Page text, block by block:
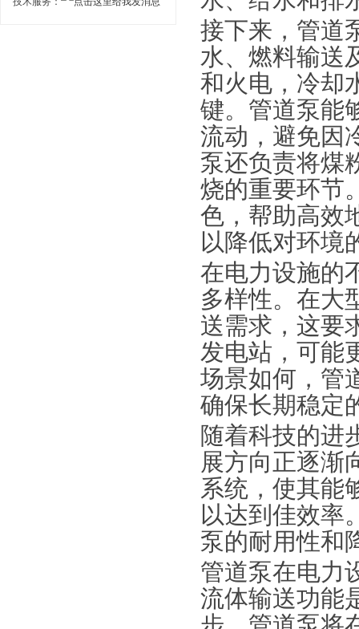
接下来，管道
水、燃料输送
和火电，冷却
键。管道泵能
流动，避免因
泵还负责将煤
烧的重要环节
色，帮助高效
以降低对环境
在电力设施的
多样性。在大
送需求，这要
发电站，可能
场景如何，管
确保长期稳定
随着科技的进
展方向正逐渐
系统，使其能
以达到佳效率
泵的耐用性和
管道泵在电力
流体输送功能